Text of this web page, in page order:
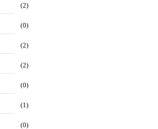
(2)
(0)
(2)
(2)
(0)
(1)
(0)